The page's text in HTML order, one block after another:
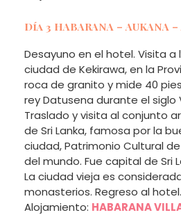
Día 3 HABARANA – AUKANA
Desayuno en el hotel. Visita
ciudad de Kekirawa, en la
roca de granito y mide 40
rey Datusena durante el siglo
Traslado y visita al conjunto
de Sri Lanka, famosa por la
ciudad, Patrimonio Cultural
del mundo. Fue capital de Sri
La ciudad vieja es
monasterios. Regreso al
Alojamiento: HABARANA